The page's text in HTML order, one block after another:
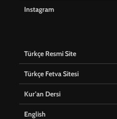
Instagram
Türkçe Resmi Site
Türkçe Fetva Sitesi
Kur’an Dersi
English